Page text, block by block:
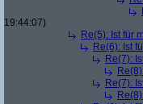
19:44:07)
Re(5): Ist für
Re(6): Ist
Re(7):
Re(7):